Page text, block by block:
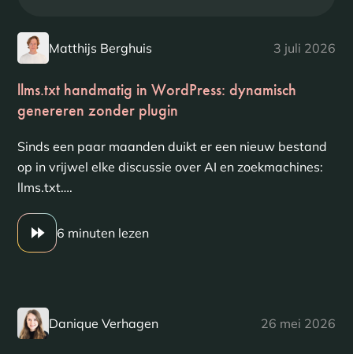
Matthijs Berghuis 3 juli 2026
llms.txt handmatig in WordPress: dynamisch
genereren zonder plugin
Sinds een paar maanden duikt er een nieuw bestand
op in vrijwel elke discussie over AI en zoekmachines:
llms.txt….
6 minuten lezen
Danique Verhagen 26 mei 2026